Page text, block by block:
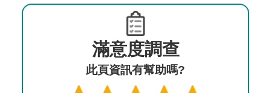
滿意度調查
此頁資訊有幫助嗎?